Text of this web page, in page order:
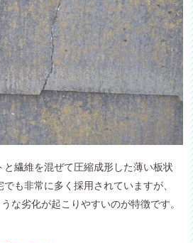
繊維を混ぜて圧縮成形した薄い板状
も非常に多く採用されていますが、
な劣化が起こりやすいのが特徴です。